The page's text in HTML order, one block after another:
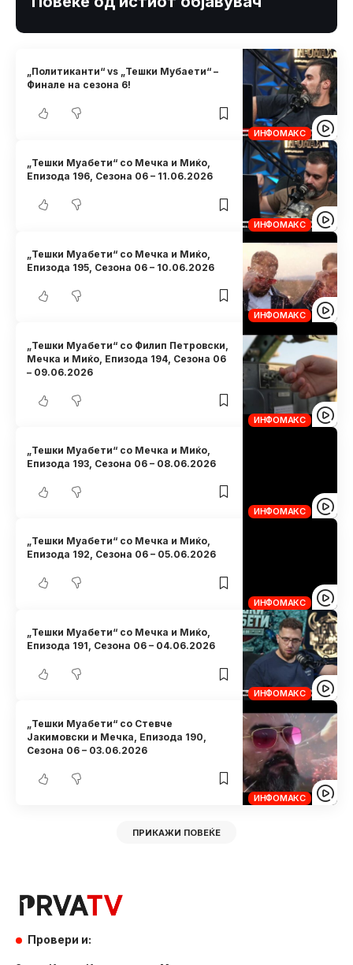
ИНФОМАКС
„Политиканти“ vs „Тешки Мубаети“ –
Финале на сезона 6!
ИНФОМАКС
„Тешки Муабети“ со Мечка и Миќо,
Eпизода 196, Сезона 06 – 11.06.2026
ИНФОМАКС
„Тешки Муабети“ со Мечка и Миќо,
Eпизода 195, Сезона 06 – 10.06.2026
ИНФОМАКС
„Тешки Муабети“ со Филип Петровски,
Мечка и Миќо, Eпизода 194, Сезона 06
– 09.06.2026
ИНФОМАКС
„Тешки Муабети“ со Мечка и Миќо,
Eпизода 193, Сезона 06 – 08.06.2026
ИНФОМАКС
„Тешки Муабети“ со Мечка и Миќо,
Eпизода 192, Сезона 06 – 05.06.2026
ИНФОМАКС
„Тешки Муабети“ со Мечка и Миќо,
Eпизода 191, Сезона 06 – 04.06.2026
ИНФОМАКС
„Тешки Муабети“ со Стевче
Јакимовски и Мечка, Eпизода 190,
Сезона 06 – 03.06.2026
ПРИКАЖИ ПОВЕЌЕ
Провери и: